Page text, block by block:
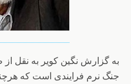
به گزارش نگین کویر به نقل
جنگ نرم فرایندی است که